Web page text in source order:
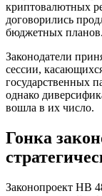
криптовалютных
договорились
бюджетных планов.
Законодатели
сессии,
государственных
однако
вошла в их число.
Гонка
Законопроект HB